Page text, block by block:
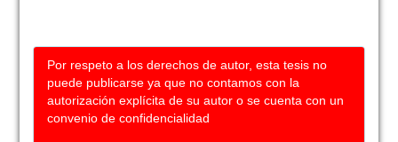
Por respeto a los derechos de autor, esta tesis no
puede publicarse ya que no contamos con la
autorización explícita de su autor o se cuenta con un
convenio de confidencialidad